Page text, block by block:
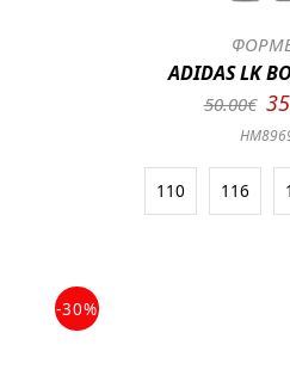
ADIDAS LK
50.00€
110 116
-30%